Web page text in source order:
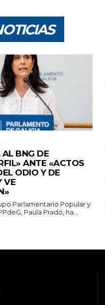
AL BNG DE
ANTE «ACTOS
ODIO Y DE
VE
Parlamentario Popular y
Paula Prado, ha...